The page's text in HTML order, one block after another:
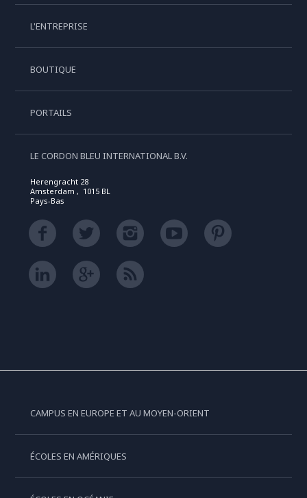
L'ENTREPRISE
BOUTIQUE
PORTAILS
LE CORDON BLEU INTERNATIONAL B.V.
Herengracht 28
Amsterdam , 1015 BL
Pays-Bas
CAMPUS EN EUROPE ET AU MOYEN-ORIENT
ÉCOLES EN AMÉRIQUES